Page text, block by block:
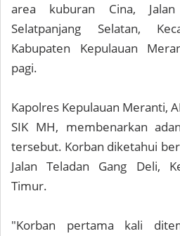
area kuburan Cina,
Selatpanjang Selatan,
Kabupaten Kepulauan
pagi.
Kapolres Kepulauan Meranti,
SIK MH, membenarkan
tersebut. Korban diketahui
Jalan Teladan Gang Deli,
Timur.
"Korban pertama kali